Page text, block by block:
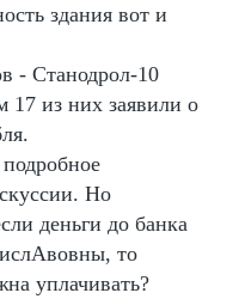
здания вот и
- Станодрол-10
17 из них заявили о
Но
деньги до банка
то
уплачивать?